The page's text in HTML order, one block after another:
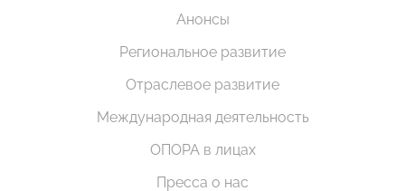
Анонсы
Региональное развитие
Отраслевое развитие
Международная деятельность
ОПОРА в лицах
Пресса о нас